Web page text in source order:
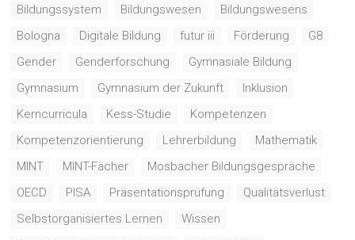
Bildungssystem
Bildungswesen
Bildungswesens
Bologna
Digitale Bildung futur iii Förderung
G8
Gender
Genderforschung
Gymnasiale Bildung
Gymnasium
Gymnasium der Zukunft
Inklusion
Kerncurricula
Kess-Studie
Kompetenzen
Kompetenzorientierung
Lehrerbildung
Mathematik
MINT
MINT-Fächer
Mosbacher Bildungsgespräche
OECD
PISA Präsentationsprüfung
Qualitätsverlust
Selbstorganisiertes Lernen
Wissen